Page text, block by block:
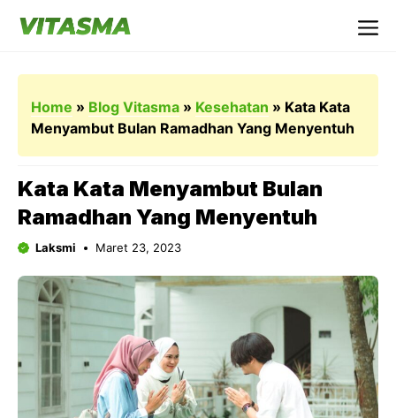
Home » Blog Vitasma » Kesehatan » Kata Kata
Menyambut Bulan Ramadhan Yang Menyentuh
Kata Kata Menyambut Bulan
Ramadhan Yang Menyentuh
Laksmi Maret 23, 2023